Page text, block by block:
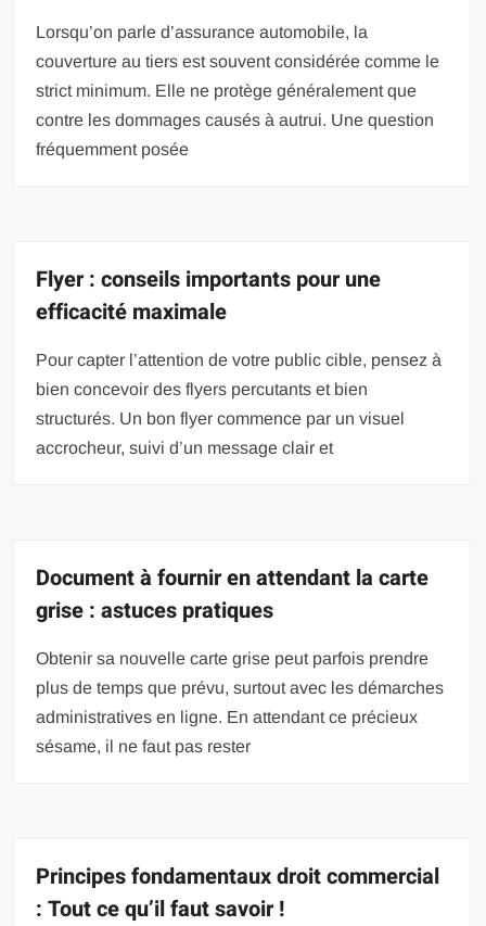
Lorsqu’on parle d’assurance automobile, la
couverture au tiers est souvent considérée comme le
strict minimum. Elle ne protège généralement que
contre les dommages causés à autrui. Une question
fréquemment posée
Flyer : conseils importants pour une
efficacité maximale
Pour capter l’attention de votre public cible, pensez à
bien concevoir des flyers percutants et bien
structurés. Un bon flyer commence par un visuel
accrocheur, suivi d’un message clair et
Document à fournir en attendant la carte
grise : astuces pratiques
Obtenir sa nouvelle carte grise peut parfois prendre
plus de temps que prévu, surtout avec les démarches
administratives en ligne. En attendant ce précieux
sésame, il ne faut pas rester
Principes fondamentaux droit commercial
: Tout ce qu’il faut savoir !